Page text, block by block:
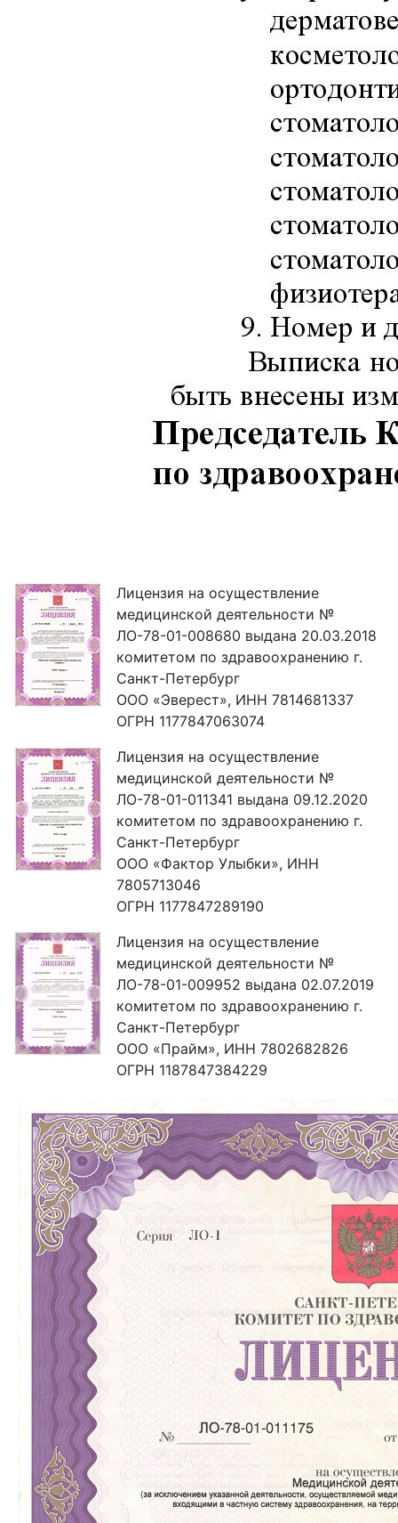
Лицензия на осуществление
медицинской деятельности №
ЛО-78-01-008680 выдана 20.03.2018
комитетом по здравоохранению г.
Санкт-Петербург
ООО «Эверест», ИНН 7814681337
ОГРН 1177847063074
Лицензия на осуществление
медицинской деятельности №
ЛО-78-01-011341 выдана 09.12.2020
комитетом по здравоохранению г.
Санкт-Петербург
ООО «Фактор Улыбки», ИНН
7805713046
ОГРН 1177847289190
Лицензия на осуществление
медицинской деятельности №
ЛО-78-01-009952 выдана 02.07.2019
комитетом по здравоохранению г.
Санкт-Петербург
ООО «Прайм», ИНН 7802682826
ОГРН 1187847384229